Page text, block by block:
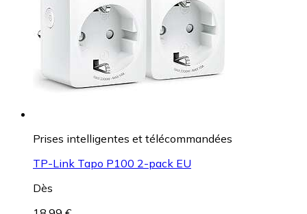
Prises intelligentes et télécommandées
TP-Link Tapo P100 2-pack EU
Dès